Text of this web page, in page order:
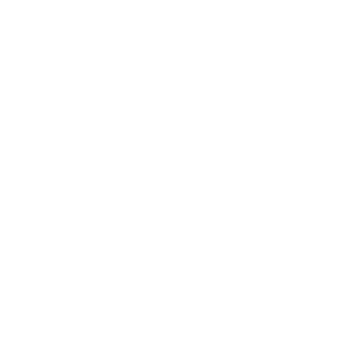
مقعد شاغر على الإفطار
رمضان.. د. عبدالخالق
اقتصادي في انتظار حلم